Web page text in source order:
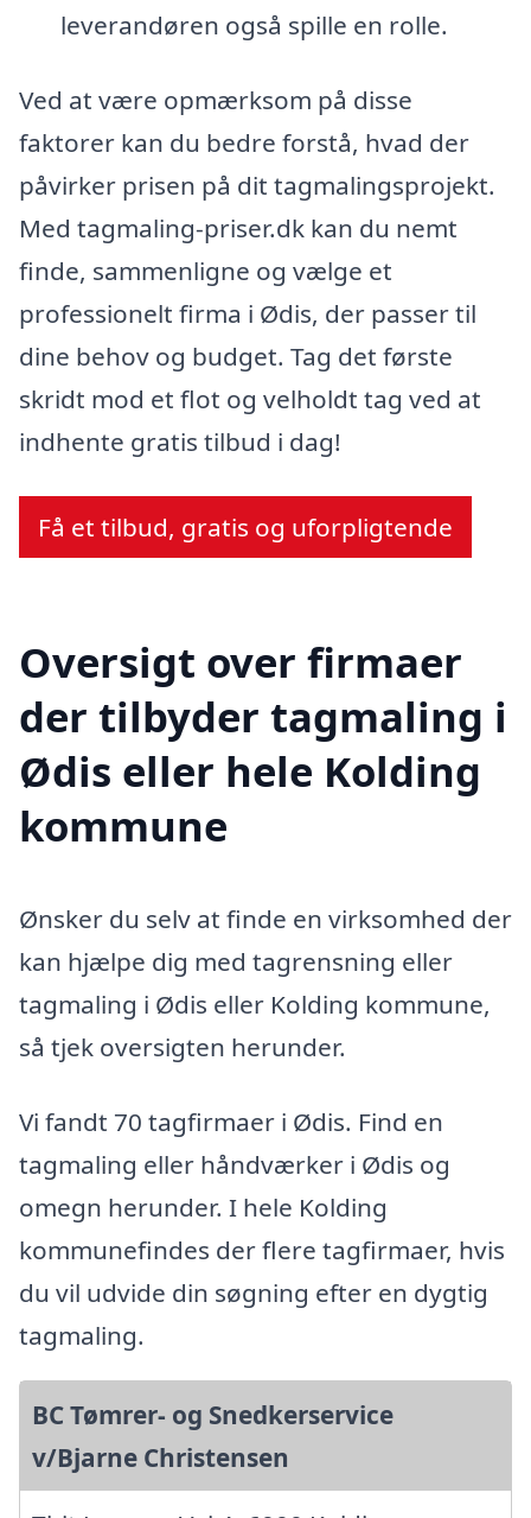
leverandøren også spille en rolle.
Ved at være opmærksom på disse
faktorer kan du bedre forstå, hvad der
påvirker prisen på dit tagmalingsprojekt.
Med tagmaling-priser.dk kan du nemt
finde, sammenligne og vælge et
professionelt firma i Ødis, der passer til
dine behov og budget. Tag det første
skridt mod et flot og velholdt tag ved at
indhente gratis tilbud i dag!
Få et tilbud, gratis og uforpligtende
Oversigt over firmaer
der tilbyder tagmaling i
Ødis eller hele Kolding
kommune
Ønsker du selv at finde en virksomhed der
kan hjælpe dig med tagrensning eller
tagmaling i Ødis eller Kolding kommune,
så tjek oversigten herunder.
Vi fandt 70 tagfirmaer i Ødis. Find en
tagmaling eller håndværker i Ødis og
omegn herunder. I hele Kolding
kommunefindes der flere tagfirmaer, hvis
du vil udvide din søgning efter en dygtig
tagmaling.
BC Tømrer- og Snedkerservice
v/Bjarne Christensen